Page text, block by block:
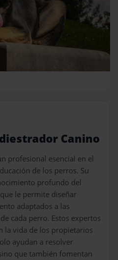
Canino
profesional esencial en el
de los perros. Su
profundo del
le permite diseñar
adaptados a las
cada perro. Estos expertos
la vida de los propietarios
ayudan a resolver
que también fomentan